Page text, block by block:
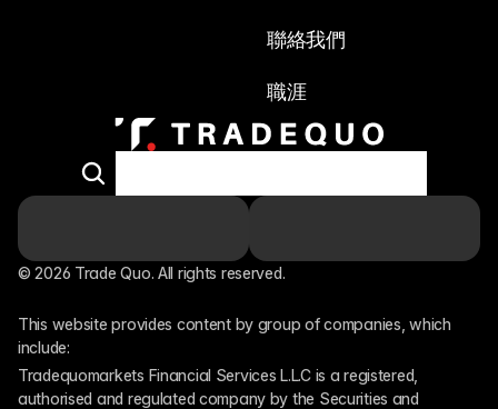
聯絡我們
職涯
© 2026 Trade Quo. All rights reserved.
This website provides content by group of companies, which
include:
Tradequomarkets Financial Services L.L.C is a registered,
authorised and regulated company by the Securities and